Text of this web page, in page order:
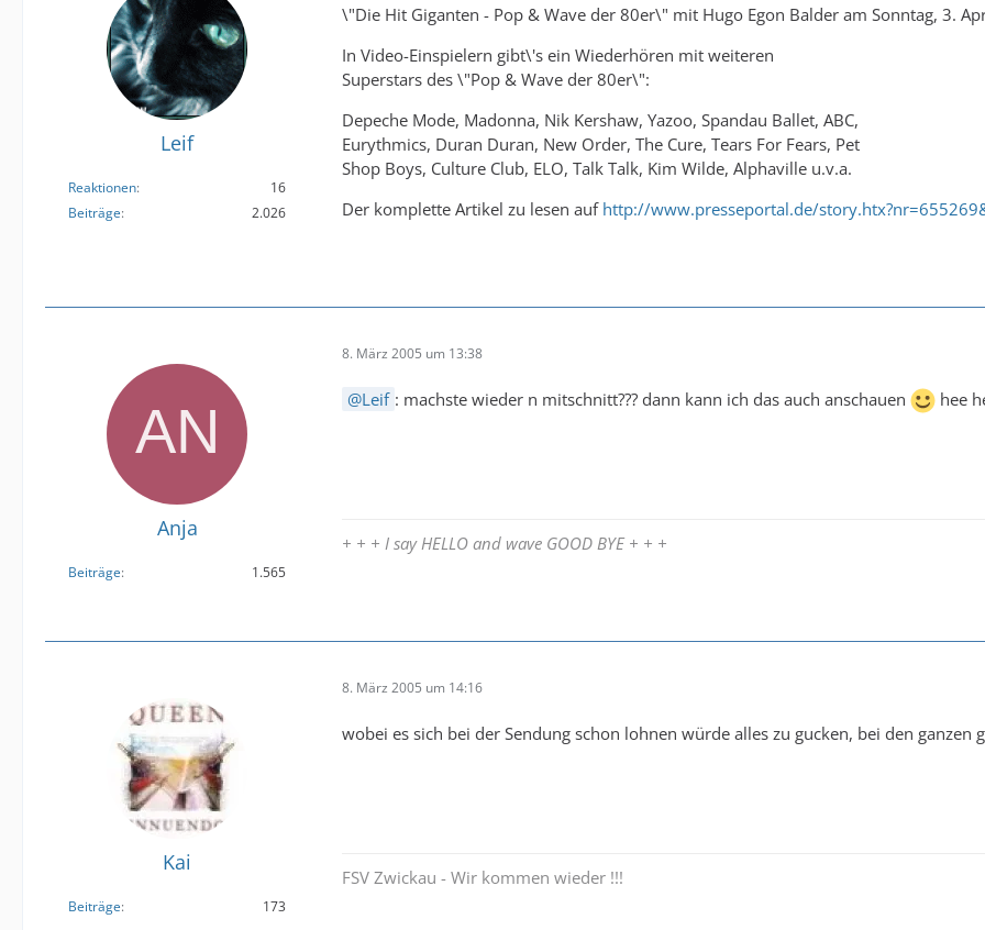
Leif
Reaktionen
16
Beiträge
2.026
\"Die Hit Giganten - Pop & Wave der 80er\" mit Hugo Egon Balder am Sonntag, 3.
In Video-Einspielern gibt\'s ein Wiederhören mit weiteren
Superstars des \"Pop & Wave der 80er\":
Depeche Mode, Madonna, Nik Kershaw, Yazoo, Spandau Ballet, ABC,
Eurythmics, Duran Duran, New Order, The Cure, Tears For Fears, Pet
Shop Boys, Culture Club, ELO, Talk Talk, Kim Wilde, Alphaville u.v.a.
Der komplette Artikel zu lesen auf http://www.presseportal.de/
Anja
Beiträge 1.565
8. März 2005 um 13:38
Leif : machste wieder n mitschnitt??? dann kann ich das auch anschauen hee
+ + + I say HELLO and wave GOOD BYE + + +
Kai
Beiträge 173
8. März 2005 um 14:16
wobei es sich bei der Sendung schon lohnen würde alles zu gucken, bei den ganzen
FSV Zwickau - Wir kommen wieder !!!